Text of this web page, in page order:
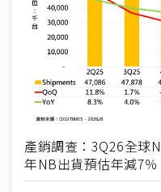
產銷調查：3Q26全
年NB出貨預估年減7％